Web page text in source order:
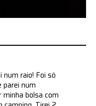
num raio! Foi só
parei num
minha bolsa com